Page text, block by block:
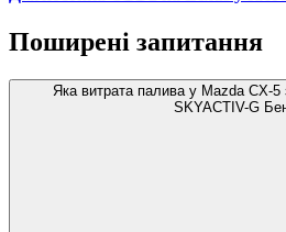
Поширені запитання
Яка витрата палива у Mazda CX-
SKYACTIV-G